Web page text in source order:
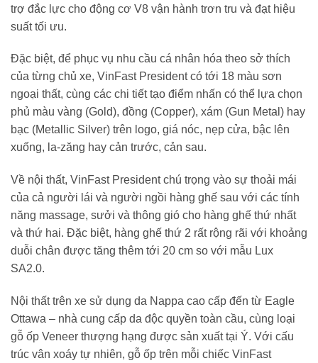
trợ đắc lực cho động cơ V8 vận hành trơn tru và đạt hiệu
suất tối ưu.
Đặc biệt, để phục vụ nhu cầu cá nhân hóa theo sở thích
của từng chủ xe, VinFast President có tới 18 màu sơn
ngoại thất, cùng các chi tiết tạo điểm nhấn có thể lựa chọn
phủ màu vàng (Gold), đồng (Copper), xám (Gun Metal) hay
bạc (Metallic Silver) trên logo, giá nóc, nẹp cửa, bậc lên
xuống, la-zăng hay cản trước, cản sau.
Về nội thất, VinFast President chú trọng vào sự thoải mái
của cả người lái và người ngồi hàng ghế sau với các tính
năng massage, sưởi và thông gió cho hàng ghế thứ nhất
và thứ hai. Đặc biệt, hàng ghế thứ 2 rất rộng rãi với khoảng
duỗi chân được tăng thêm tới 20 cm so với mẫu Lux
SA2.0.
Nội thất trên xe sử dụng da Nappa cao cấp đến từ Eagle
Ottawa – nhà cung cấp da độc quyền toàn cầu, cùng loại
gỗ ốp Veneer thượng hạng được sản xuất tại Ý. Với cấu
trúc vân xoáy tự nhiên, gỗ ốp trên mỗi chiếc VinFast